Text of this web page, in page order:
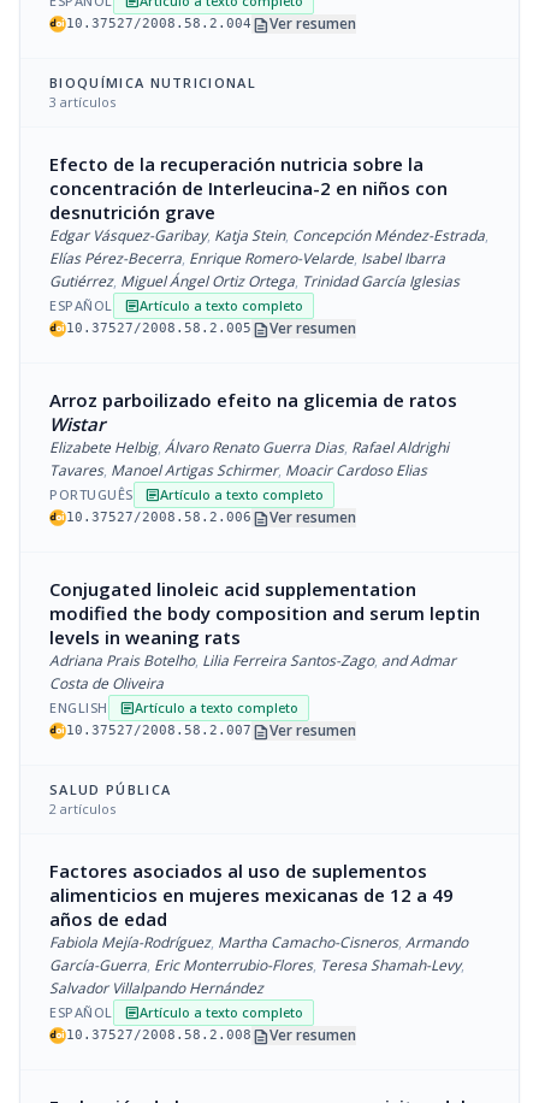
10.37527/2008.58.2.004 descriptionVer resumen
BIOQUÍMICA NUTRICIONAL
3 artículos
Efecto de la recuperación nutricia sobre la
concentración de Interleucina-2 en niños con
desnutrición grave
Edgar Vásquez-Garibay, Katja Stein, Concepción Méndez-Estrada,
Elías Pérez-Becerra, Enrique Romero-Velarde, Isabel Ibarra
Gutiérrez, Miguel Ángel Ortiz Ortega, Trinidad García Iglesias
ESPAÑOL articleArtículo a texto completo
10.37527/2008.58.2.005 descriptionVer resumen
Arroz parboilizado efeito na glicemia de ratos
Wistar
Elizabete Helbig, Álvaro Renato Guerra Dias, Rafael Aldrighi
Tavares, Manoel Artigas Schirmer, Moacir Cardoso Elias
PORTUGUÊS articleArtículo a texto completo
10.37527/2008.58.2.006 descriptionVer resumen
Conjugated linoleic acid supplementation
modified the body composition and serum leptin
levels in weaning rats
Adriana Prais Botelho, Lilia Ferreira Santos-Zago, and Admar
Costa de Oliveira
ENGLISH articleArtículo a texto completo
10.37527/2008.58.2.007 descriptionVer resumen
SALUD PÚBLICA
2 artículos
Factores asociados al uso de suplementos
alimenticios en mujeres mexicanas de 12 a 49
años de edad
Fabiola Mejía-Rodríguez, Martha Camacho-Cisneros, Armando
García-Guerra, Eric Monterrubio-Flores, Teresa Shamah-Levy,
Salvador Villalpando Hernández
ESPAÑOL articleArtículo a texto completo
10.37527/2008.58.2.008 descriptionVer resumen